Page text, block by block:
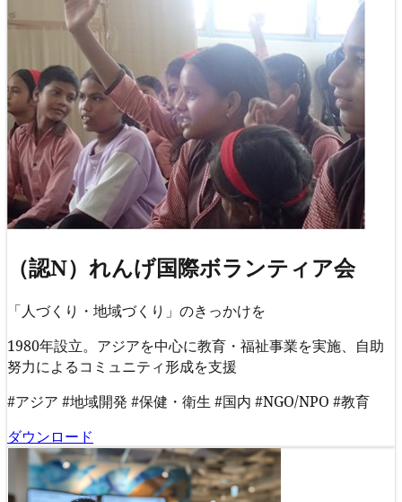
（認N）れんげ国際ボランティア会
「人づくり・地域づくり」のきっかけを
1980年設立。アジアを中心に教育・福祉事業を実施、自助
努力によるコミュニティ形成を支援
#アジア #地域開発 #保健・衛生 #国内 #NGO/NPO #教育
ダウンロード